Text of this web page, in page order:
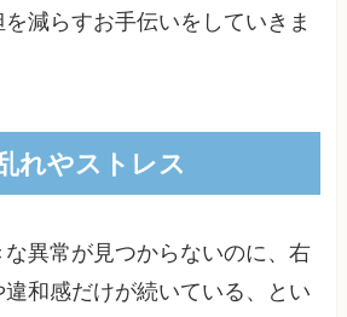
減らすお手伝いをしていきま
れやストレス
異常が見つからないのに、右
和感だけが続いている、とい